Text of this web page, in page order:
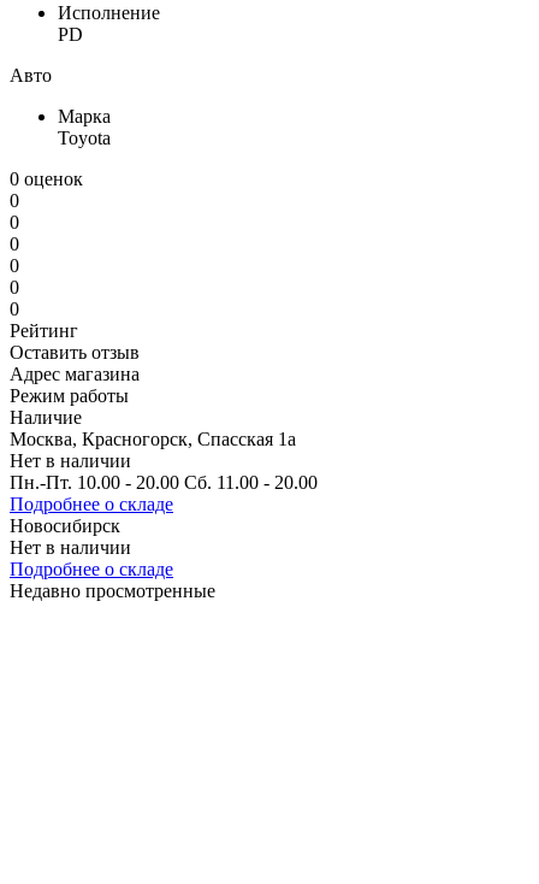
Исполнение
PD
Авто
Марка
Toyota
0 оценок
0
0
0
0
0
0
Рейтинг
Оставить отзыв
Адрес магазина
Режим работы
Наличие
Москва, Красногорск, Спасская 1а
Нет в наличии
Пн.-Пт. 10.00 - 20.00 Сб. 11.00 - 20.00
Подробнее о складе
Новосибирск
Нет в наличии
Подробнее о складе
Недавно просмотренные